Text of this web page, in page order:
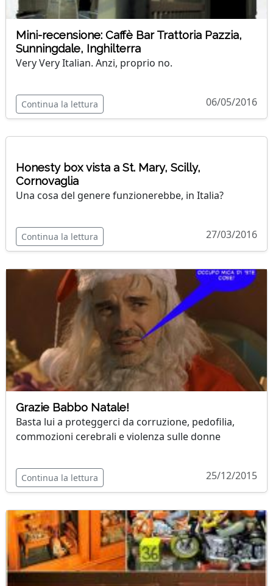
Mini-recensione: Caffè Bar Trattoria Pazzia,
Sunningdale, Inghilterra
Very Very Italian. Anzi, proprio no.
Continua la lettura 06/05/2016
Honesty box vista a St. Mary, Scilly,
Cornovaglia
Una cosa del genere funzionerebbe, in Italia?
Continua la lettura 27/03/2016
Grazie Babbo Natale!
Basta lui a proteggerci da corruzione, pedofilia,
commozioni cerebrali e violenza sulle donne
Continua la lettura 25/12/2015